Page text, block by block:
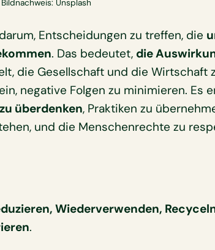
Bildnachweis: Unsplash
Entscheidungen zu treffen, die
. Das bedeutet, die
die Gesellschaft und die Wirtschaft
negative Folgen zu minimieren. Es
überdenken, Praktiken zu
und die Menschenrechte zu
Wiederverwenden,
.